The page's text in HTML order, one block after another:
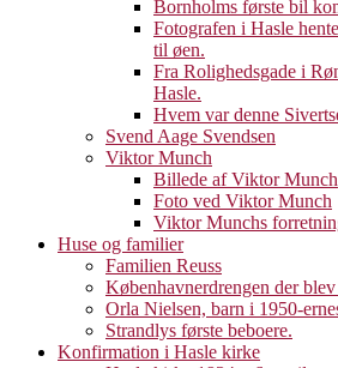
Bornholms første bil
Fotografen i Hasle
til øen.
Fra Rolighedsgade i
Hasle.
Hvem var denne
Svend Aage Svendsen
Viktor Munch
Billede af Viktor Munch
Foto ved Viktor Munch
Viktor Munchs
Huse og familier
Familien Reuss
Københavnerdrengen der
Orla Nielsen, barn i 1950-
Strandlys første beboere.
Konfirmation i Hasle kirke